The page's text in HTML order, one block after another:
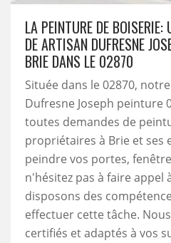
LA PEINTURE DE BOISERIE:
DE ARTISAN DUFRESNE
BRIE DANS LE 02870
Située dans le 02870,
Dufresne Joseph peinture
toutes demandes de
propriétaires à Brie et ses
peindre vos portes,
n'hésitez pas à faire appel
disposons des
effectuer cette tâche.
certifiés et adaptés à vos